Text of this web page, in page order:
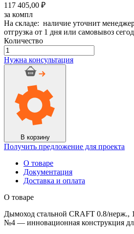
117 405,00 ₽
за компл
На складе: наличие уточнит
отгрузка от 1 дня или самовывоз
Количество
Количество
товара
Дымоход
стальной
CRAFT
нерж.,
115/200мм,
Нужна консультация
В корзину
Получить предложение для проекта
О товаре
Документация
Доставка и оплата
О товаре
Дымоход стальной CRAFT 0.8/нерж.,
№4 — инновационная конструкция